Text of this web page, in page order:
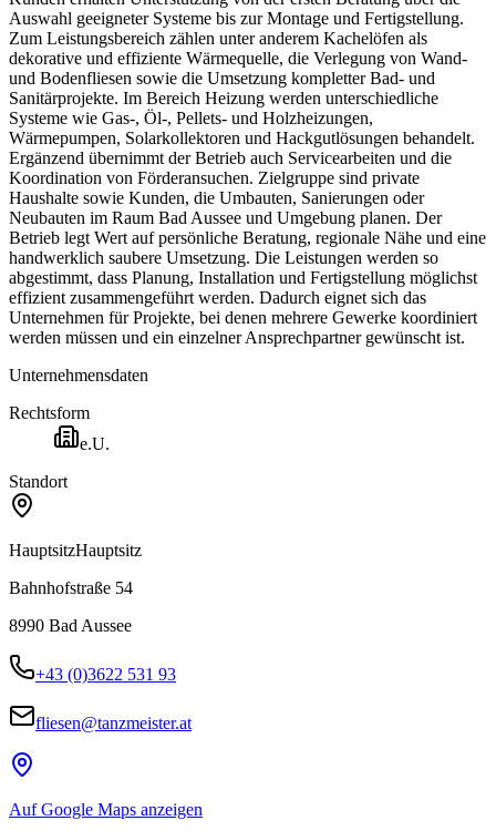
Auswahl geeigneter Systeme bis zur Montage und Fertigstellung.
Zum Leistungsbereich zählen unter anderem Kachelöfen als
dekorative und effiziente Wärmequelle, die Verlegung von Wand-
und Bodenfliesen sowie die Umsetzung kompletter Bad- und
Sanitärprojekte. Im Bereich Heizung werden unterschiedliche
Systeme wie Gas-, Öl-, Pellets- und Holzheizungen,
Wärmepumpen, Solarkollektoren und Hackgutlösungen behandelt.
Ergänzend übernimmt der Betrieb auch Servicearbeiten und die
Koordination von Förderansuchen. Zielgruppe sind private
Haushalte sowie Kunden, die Umbauten, Sanierungen oder
Neubauten im Raum Bad Aussee und Umgebung planen. Der
Betrieb legt Wert auf persönliche Beratung, regionale Nähe und eine
handwerklich saubere Umsetzung. Die Leistungen werden so
abgestimmt, dass Planung, Installation und Fertigstellung möglichst
effizient zusammengeführt werden. Dadurch eignet sich das
Unternehmen für Projekte, bei denen mehrere Gewerke koordiniert
werden müssen und ein einzelner Ansprechpartner gewünscht ist.
Unternehmensdaten
Rechtsform
e.U.
Standort
HauptsitzHauptsitz
Bahnhofstraße 54
8990 Bad Aussee
+43 (0)3622 531 93
fliesen@tanzmeister.at
Auf Google Maps anzeigen